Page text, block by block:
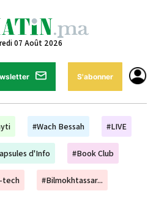
07 Août 2026
S'abonner
#Wach Bessah #LIVE
d'Info #Book Club
tech #Bilmokhtassar...